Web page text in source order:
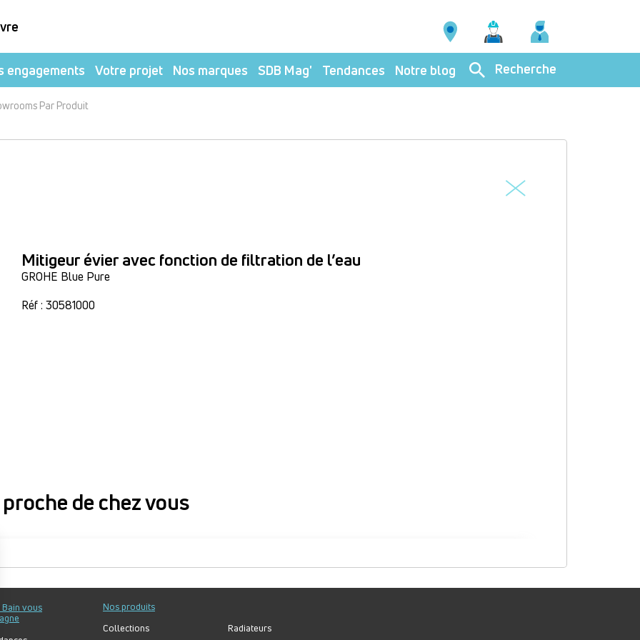
engagements Votre projet Nos marques SDB Mag' Tendances Notre blog Recherche
Par Produit
Mitigeur évier avec fonction de filtration de l’eau
GROHE Blue Pure
Réf : 30581000
de chez vous
de chez vous
Bain vous
Nos produits
Collections
Radiateurs